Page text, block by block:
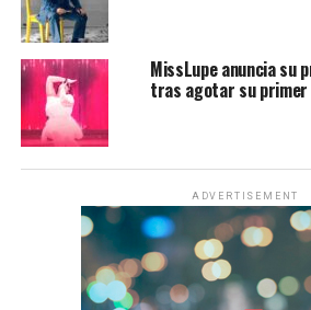
MissLupe anuncia su
tras agotar su primer
ADVERTISEMENT